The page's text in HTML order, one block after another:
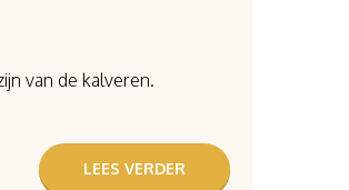
van de kalveren.
LEES VERDER